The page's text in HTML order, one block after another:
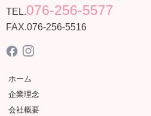
TEL.076-256-5577
FAX.076-256-5516
ホーム
企業理念
会社概要